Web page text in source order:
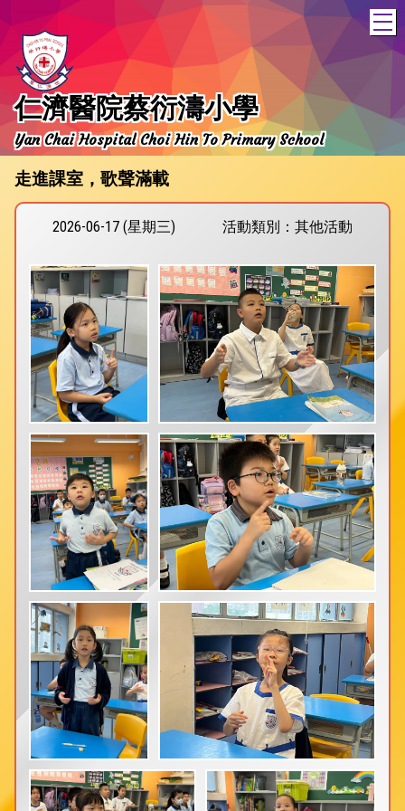
仁濟醫院蔡衍濤小學
Yan Chai Hospital Choi Hin To Primary School
走進課室，歌聲滿載
2026-06-17 (星期三) 活動類別：其他活動